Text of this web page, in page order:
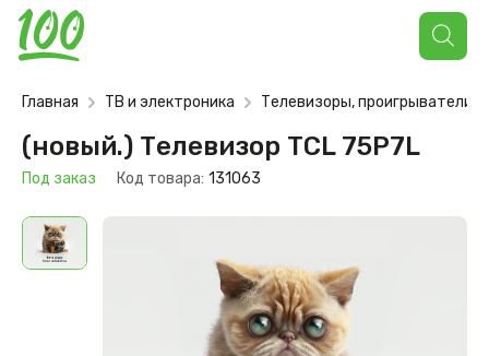
Поиск
товаров
Главная ТВ и электроника Телевизоры, проигрыватели
(новый.) Телевизор TCL 75P7L
Под заказ Код товара: 131063